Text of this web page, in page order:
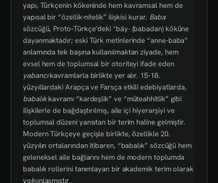
yapı, Türkçenin kökeninde hem kavramsal hem de
yapısal bir “özellik‑nitelik” ilişkisi kurar. Baba
sözcüğü, Proto‑Türkçe’deki *bāy- (babadan) köküne
dayanmaktadır; eski Türk metinlerinde “anne-baba”
anlamında tek başına kullanılmaktan ziyade, hem
evsel hem de toplumsal bir otoriteyi ifade eden
yabancıkavramlarla birlikte yer alır. 15‑18.
yüzyıllardaki Arapça ve Farsça etkili edebiyatlarda,
babalıkkavramı “kardeşlik” ve “müteahhitlik” gibi
ilişkilerle de bağdaştırılmış, aile içi hiyerarşiyi ve
toplumsal düzeni yansıtan bir terim haline gelmiştir.
Modern Türkçeye geçişle birlikte, özellikle 20.
yüzyılın ortalarından itibaren, “babalık” sözcüğü hem
geleneksel aile bağlarını hem de modern toplumda
babalık rollerini tanımlayan bir akademik terim olarak
yoğunlaşmıştır.